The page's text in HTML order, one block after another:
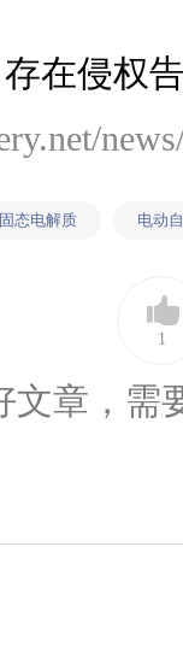
在侵权
固态电解质 电动
1
文章，需